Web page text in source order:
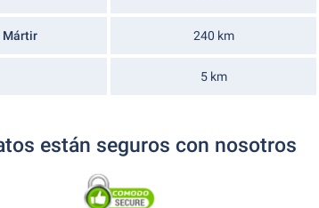
Mártir 240 km
5 km
están seguros con nosotros